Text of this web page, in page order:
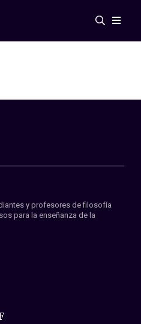
y profesores de filosofía
para la enseñanza de la